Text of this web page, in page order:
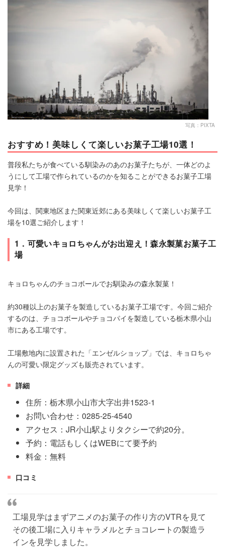
マネー
写真：PIXTA
おすすめ！美味しくて楽しいお菓子工場10選！
普段私たちが食べている馴染みのあのお菓子たちが、一体どのよ
うにして工場で作られているのかを知ることができるお菓子工場
見学！
今回は、関東地区また関東近郊にある美味しくて楽しいお菓子工
場を10選ご紹介します！
1．可愛いキョロちゃんがお出迎え！森永製菓お菓子工
場
キョロちゃんのチョコボールでお馴染みの森永製菓！
約30種以上のお菓子を製造しているお菓子工場です。今回ご紹介
するのは、チョコボールやチョコパイを製造している栃木県小山
市にある工場です。
工場敷地内に設置された「エンゼルショップ」では、キョロちゃ
んの可愛い限定グッズも販売されています。
詳細
住所：栃木県小山市大字出井1523-1
お問い合わせ：0285-25-4540
アクセス：JR小山駅よりタクシーで約20分。
予約：電話もしくはWEBにて要予約
料金：無料
口コミ
工場見学はまずアニメのお菓子の作り方のVTRを見て
その後工場に入りキャラメルとチョコレートの製造ラ
インを見学しました。